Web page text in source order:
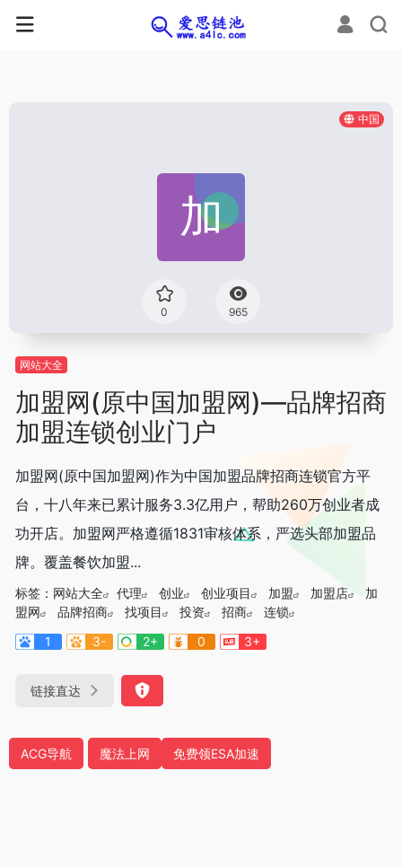
中国
0 965
网站大全
加盟网(原中国加盟网)—品牌招商
加盟连锁创业门户
加盟网(原中国加盟网)作为中国加盟品牌招商连锁官方平
台，十八年来已累计服务3.3亿用户，帮助260万创业者成
功开店。加盟网严格遵循1831审核体系，严选头部加盟品
牌。覆盖餐饮加盟...
标签： 网站大全 代理 创业 创业项目 加盟 加盟店
加
盟网
品牌招商 找项目 投资 招商
连锁
1
3- 2+ 0 3+
链接直达
ACG导航 魔法上网 免费领ESA加速